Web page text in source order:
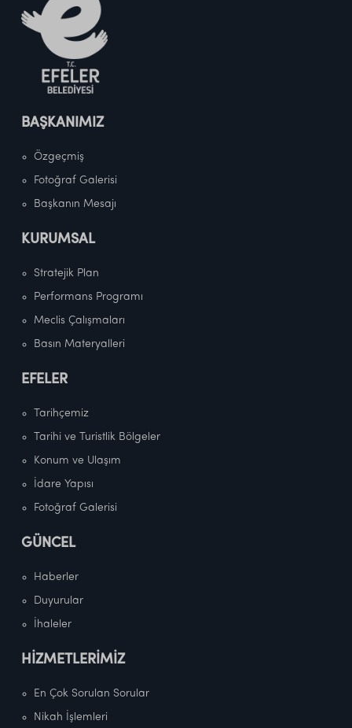
BAŞKANIMIZ
Özgeçmiş
Fotoğraf Galerisi
Başkanın Mesajı
KURUMSAL
Stratejik Plan
Performans Programı
Meclis Çalışmaları
Basın Materyalleri
EFELER
Tarihçemiz
Tarihi ve Turistlik Bölgeler
Konum ve Ulaşım
İdare Yapısı
Fotoğraf Galerisi
GÜNCEL
Haberler
Duyurular
İhaleler
HİZMETLERİMİZ
En Çok Sorulan Sorular
Nikah İşlemleri